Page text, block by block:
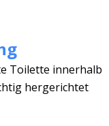
Toilette innerhalb
hergerichtet